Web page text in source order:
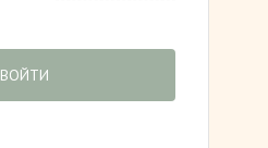
ВОЙТИ